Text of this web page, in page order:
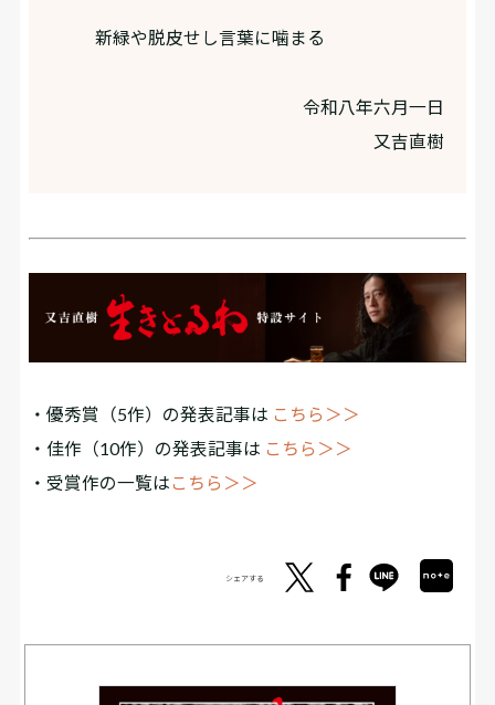
新緑や脱皮せし言葉に噛まる
令和八年六月一日
又吉直樹
・優秀賞（5作）の発表記事は こちら＞＞
・佳作（10作）の発表記事は こちら＞＞
・受賞作の一覧は こちら＞＞
シェアする